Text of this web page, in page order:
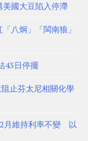
國大豆陷入停滯
八炯」「閩南狼」
43日停擺
止芬太尼相關化學
月維持利率不變 以